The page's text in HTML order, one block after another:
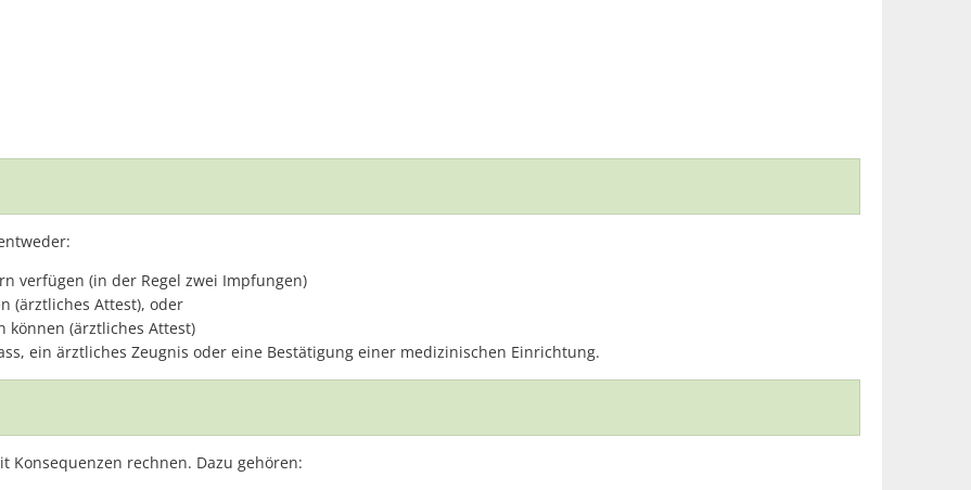
verfügen (in der Regel zwei Impfungen)
(ärztliches Attest), oder
(ärztliches Attest)
ein ärztliches Zeugnis oder eine Bestätigung einer medizinischen Einrichtung.
rechnen. Dazu gehören: